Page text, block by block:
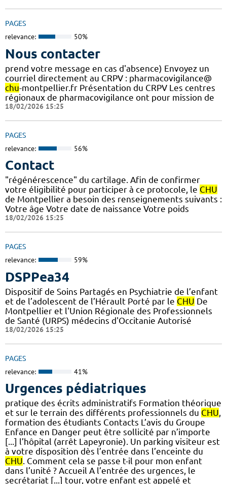
PAGES
relevance: 50%
Nous contacter
prend votre message en cas d'absence) Envoyez un
courriel directement au CRPV : pharmacovigilance@
chu-montpellier.fr Présentation du CRPV Les centres
régionaux de pharmacovigilance ont pour mission de
18/02/2026 15:25
PAGES
relevance: 56%
Contact
"régénérescence" du cartilage. Afin de confirmer
votre éligibilité pour participer à ce protocole, le CHU
de Montpellier a besoin des renseignements suivants :
Votre âge Votre date de naissance Votre poids
18/02/2026 15:25
PAGES
relevance: 59%
DSPPea34
Dispositif de Soins Partagés en Psychiatrie de l’enfant
et de l’adolescent de l’Hérault Porté par le CHU De
Montpellier et l'Union Régionale des Professionnels
de Santé (URPS) médecins d'Occitanie Autorisé
18/02/2026 15:25
PAGES
relevance: 41%
Urgences pédiatriques
pratique des écrits administratifs Formation théorique
et sur le terrain des différents professionnels du CHU,
formation des étudiants Contacts L’avis du Groupe
Enfance en Danger peut être sollicité par n’importe
[...] l’hôpital (arrêt Lapeyronie). Un parking visiteur est
à votre disposition dès l’entrée dans l’enceinte du
CHU. Comment cela se passe t-il pour mon enfant
dans l’unité ? Accueil A l’entrée des urgences, le
secrétariat [...] tour, votre enfant est appelé et